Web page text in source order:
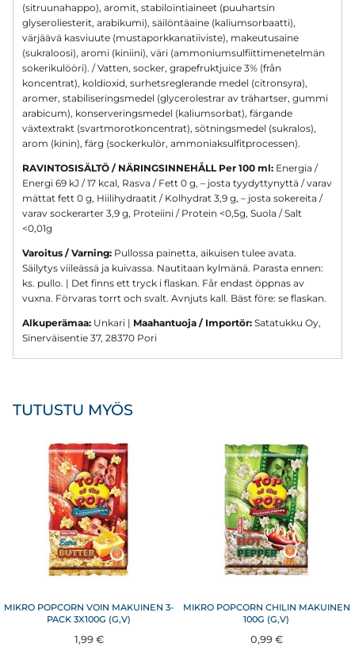
(sitruunahappo), aromit, stabilointiaineet (puuhartsin
glyseroliesterit, arabikumi), säilöntäaine (kaliumsorbaatti),
värjäävä kasviuute (mustaporkkanatiiviste), makeutusaine
(sukraloosi), aromi (kiniini), väri (ammoniumsulfiittimenetelmän
sokerikulööri). / Vatten, socker, grapefruktjuice 3% (från
koncentrat), koldioxid, surhetsreglerande medel (citronsyra),
aromer, stabiliseringsmedel (glycerolestrar av trähartser, gummi
arabicum), konserveringsmedel (kaliumsorbat), färgande
växtextrakt (svartmorotkoncentrat), sötningsmedel (sukralos),
arom (kinin), färg (sockerkulör, ammoniaksulfitprocessen).
RAVINTOSISÄLTÖ / NÄRINGSINNEHÅLL Per 100 ml: Energia /
Energi 69 kJ / 17 kcal, Rasva / Fett 0 g, – josta tyydyttynyttä / varav
mättat fett 0 g, Hiilihydraatit / Kolhydrat 3,9 g, – josta sokereita /
varav sockerarter 3,9 g, Proteiini / Protein <0,5g, Suola / Salt
<0,01g
Varoitus / Varning: Pullossa painetta, aikuisen tulee avata.
Säilytys viileässä ja kuivassa. Nautitaan kylmänä. Parasta ennen:
ks. pullo. | Det finns ett tryck i flaskan. Får endast öppnas av
vuxna. Förvaras torrt och svalt. Avnjuts kall. Bäst före: se flaskan.
Alkuperämaa: Unkari | Maahantuoja / Importör: Satatukku Oy,
Sinerväisentie 37, 28370 Pori
TUTUSTU MYÖS
MIKRO POPCORN VOIN MAKUINEN 3-
PACK 3X100G (G,V)
1,99 €
MIKRO POPCORN CHILIN MAKUINEN
100G (G,V)
0,99 €